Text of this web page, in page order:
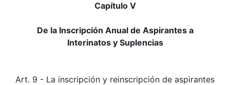
Capítulo V
De la Inscripción Anual de Aspirantes a
Interinatos y Suplencias
Art. 9 - La inscripción y reinscripción de aspirantes